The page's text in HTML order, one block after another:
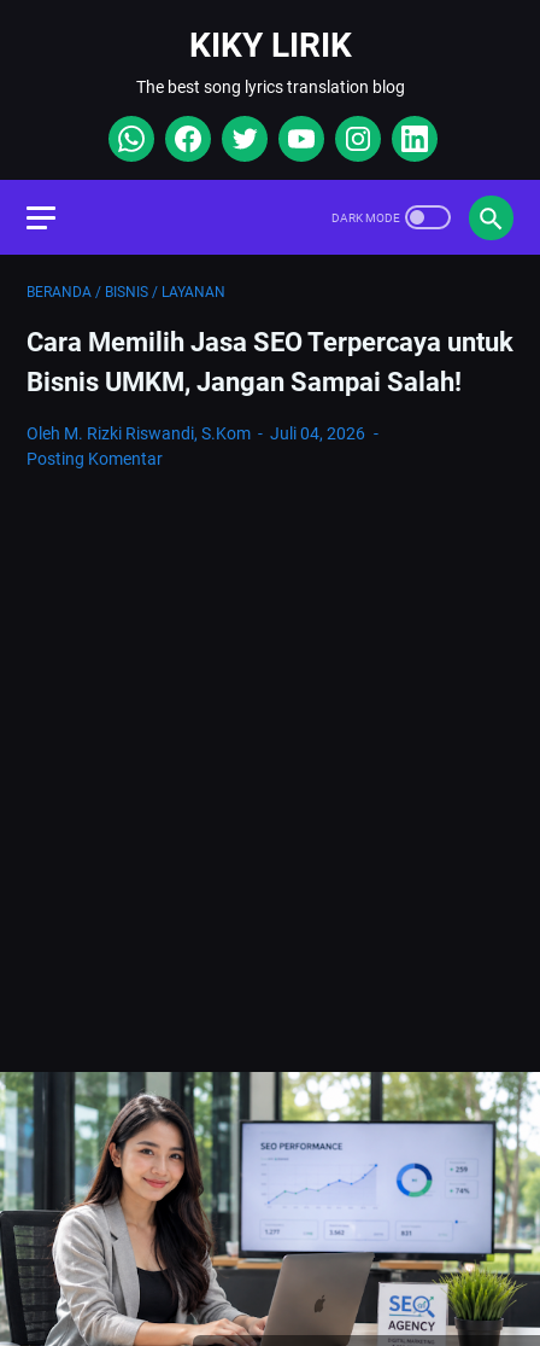
KIKY LIRIK
The best song lyrics translation blog
BERANDA / BISNIS / LAYANAN
Cara Memilih Jasa SEO Terpercaya untuk
Bisnis UMKM, Jangan Sampai Salah!
Oleh M. Rizki Riswandi, S.Kom
Juli 04, 2026
Posting Komentar